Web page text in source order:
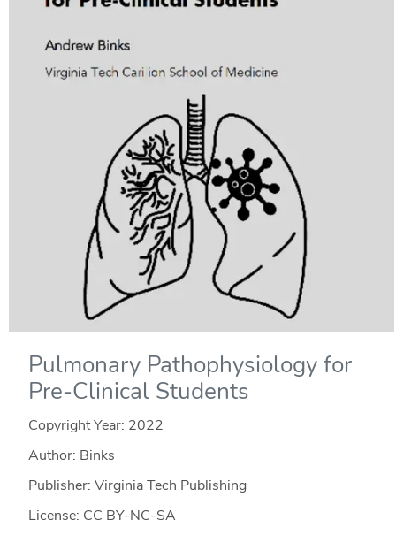
Pulmonary Pathophysiology for
Pre-Clinical Students
Copyright Year: 2022
Author: Binks
Publisher: Virginia Tech Publishing
License: CC BY-NC-SA